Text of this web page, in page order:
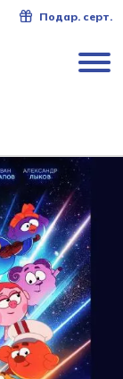
Подар. серт.